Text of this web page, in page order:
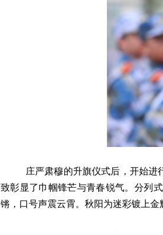
庄严肃穆的升旗仪式后，开始进
致彰显了巾帼锋芒与青春锐气。分列
锵，口号声震云霄。秋阳为迷彩镀上